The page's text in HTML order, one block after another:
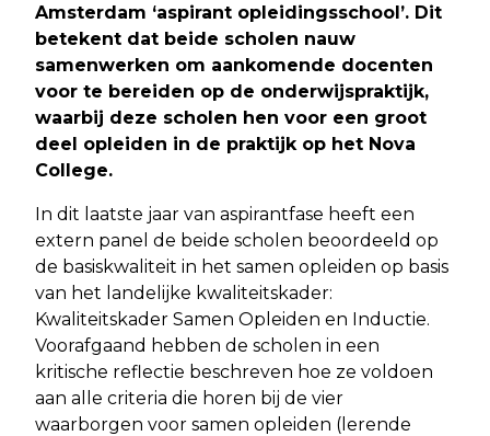
Amsterdam ‘aspirant opleidingsschool’. Dit
betekent dat beide scholen nauw
samenwerken om aankomende docenten
voor te bereiden op de onderwijspraktijk,
waarbij deze scholen hen voor een groot
deel opleiden in de praktijk op het Nova
College.
In dit laatste jaar van aspirantfase heeft een
extern panel de beide scholen beoordeeld op
de basiskwaliteit in het samen opleiden op basis
van het landelijke kwaliteitskader:
Kwaliteitskader Samen Opleiden en Inductie.
Voorafgaand hebben de scholen in een
kritische reflectie beschreven hoe ze voldoen
aan alle criteria die horen bij de vier
waarborgen voor samen opleiden (lerende